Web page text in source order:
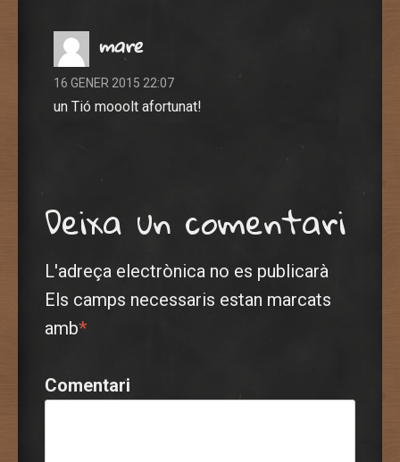
mare
16 GENER 2015 22:07
un Tió mooolt afortunat!
Deixa un comentari
L'adreça electrònica no es publicarà
Els camps necessaris estan marcats
amb*
Comentari